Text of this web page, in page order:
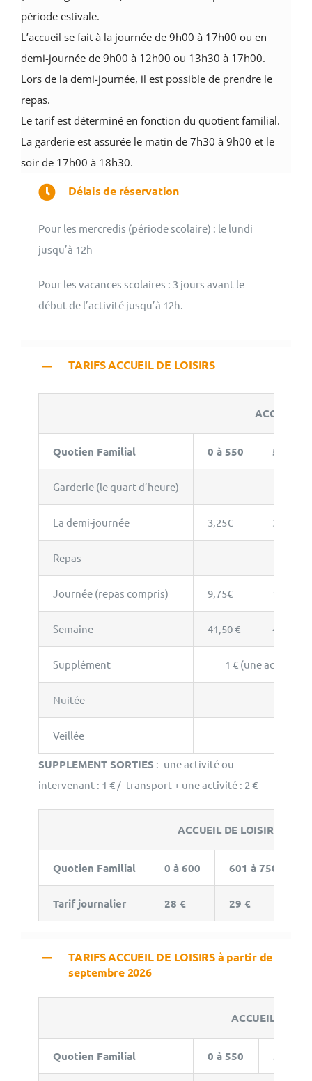
période estivale.
L’accueil se fait à la journée de 9h00 à 17h00 ou en
demi-journée de 9h00 à 12h00 ou 13h30 à 17h00.
Lors de la demi-­journée, il est possible de prendre le
repas.
Le tarif est déterminé en fonction du quotient familial.
La garderie est assurée le matin de 7h30 à 9h00 et le
soir de 17h00 à 18h30.
Délais de réservation
Pour les mercredis (période scolaire) : le lundi
jusqu’à 12h
Pour les vacances scolaires : 3 jours avant le
début de l’activité jusqu’à 12h.
TARIFS ACCUEIL DE LOISIRS
ACCUEIL
Quotien Familial 0 à 550 551 à
Garderie (le quart d’heure)
La demi-journée 3,25€ 3,75€
Repas
Journée (repas compris) 9,75€ 10,55€
Semaine 41,50 € 45,50 €
Supplément 1 € (une activité
Nuitée
Veillée
SUPPLEMENT SORTIES : -une activité ou
intervenant : 1 € / -transport + une activité : 2 €
ACCUEIL DE LOISIRS –
Quotien Familial 0 à 600 601 à 750
Tarif journalier 28 € 29 €
TARIFS ACCUEIL DE LOISIRS à partir de
septembre 2026
ACCUEIL DE
Quotien Familial 0 à 550 551 à